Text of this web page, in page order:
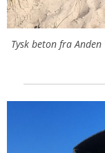
Tysk beton fra